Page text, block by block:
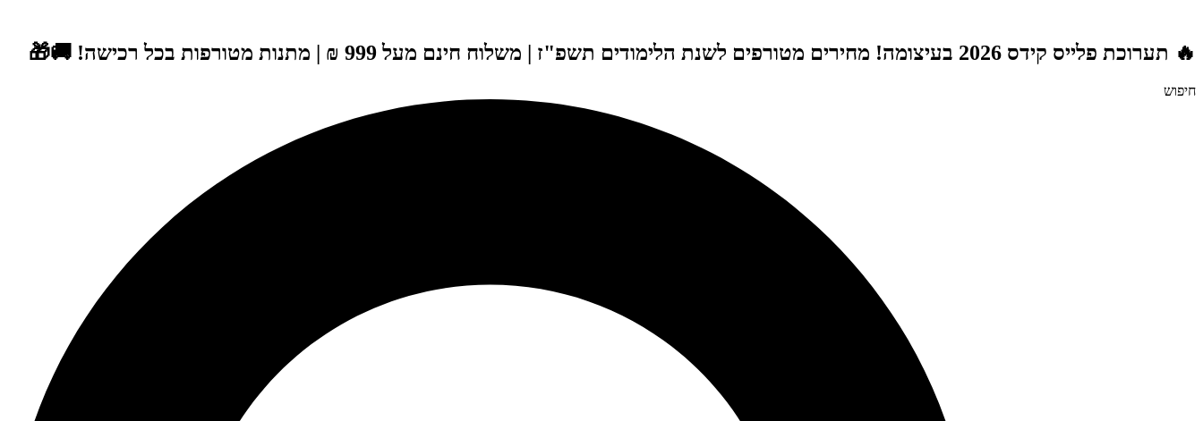
🔥 תערוכת פלייס קידס 2026 בעיצומה! מחירים מטורפים לשנת הלימודים תשפ"ז | משלוח חינם מעל 999 ₪ | מתנות מטורפות בכל רכישה! 🚚🎁
חיפוש